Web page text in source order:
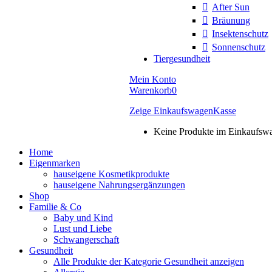
After Sun
Bräunung
Insektenschutz
Sonnenschutz
Tiergesundheit
Mein Konto
Warenkorb0
Zeige EinkaufswagenKasse
Keine Produkte im
Home
Eigenmarken
hauseigene Kosmetikprodukte
hauseigene Nahrungsergänzungen
Shop
Familie & Co
Baby und Kind
Lust und Liebe
Schwangerschaft
Gesundheit
Alle Produkte der Kategorie Gesundheit anzeigen